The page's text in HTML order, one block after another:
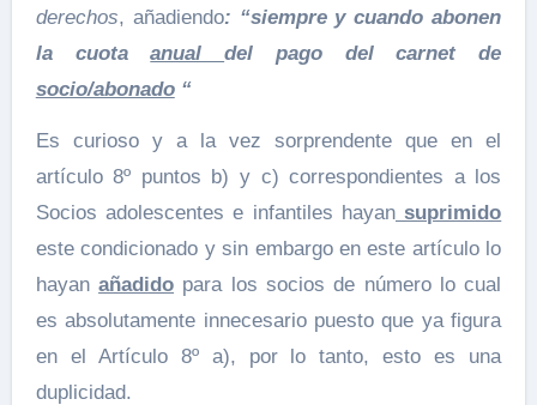
derechos, añadiendo: “siempre y cuando abonen
la cuotaanualdel pago del carnet de
socio/abonado“
Es curioso y a la vez sorprendente que en el
artículo 8º puntos b) y c) correspondientes a los
Socios adolescentes e infantiles hayansuprimido
este condicionado y sin embargo en este artículo lo
hayanañadido para los socios de número lo cual
es absolutamente innecesario puesto que ya figura
en el Artículo 8º a), por lo tanto, esto es una
duplicidad.